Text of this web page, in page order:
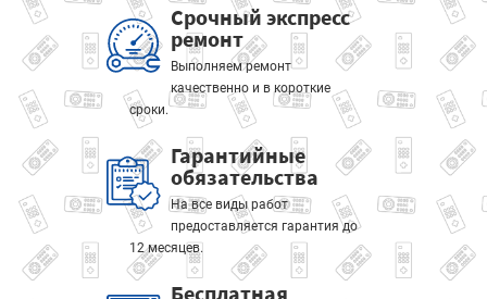
Срочный экспресс
ремонт
Выполняем ремонт
качественно и в короткие
сроки.
Гарантийные
обязательства
На все виды работ
предоставляется гарантия до
12 месяцев.
Бесплатная